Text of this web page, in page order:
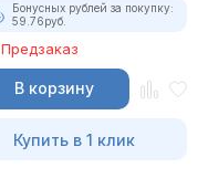
Бонусных рублей за покупку:
59.76руб.
Предзаказ
В корзину
Купить в 1 клик